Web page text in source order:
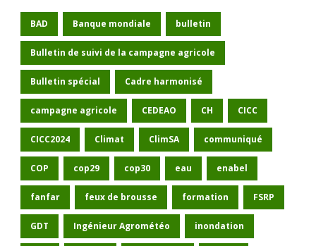
BAD Banque mondiale bulletin
Bulletin de suivi de la campagne agricole
Bulletin spécial Cadre harmonisé
campagne agricole CEDEAO CH CICC
CICC2024 Climat ClimSA communiqué
COP cop29 cop30 eau enabel
fanfar feux de brousse formation FSRP
GDT Ingénieur Agrométéo inondation